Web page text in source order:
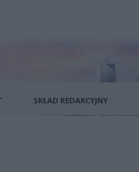
SKŁAD REDAKCYJNY